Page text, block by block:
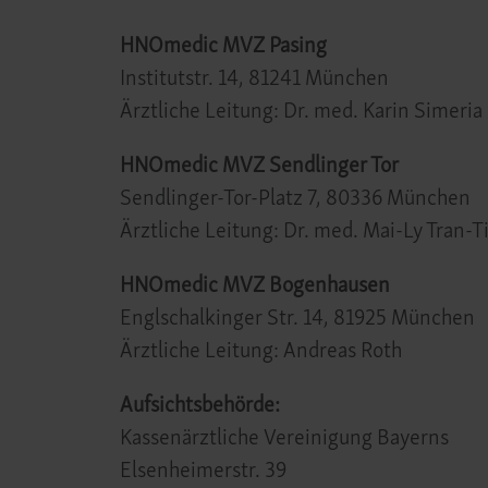
HNOmedic MVZ Pasing
Institutstr. 14, 81241 München
Ärztliche Leitung: Dr. med. Karin Simeria
HNOmedic MVZ Sendlinger Tor
Sendlinger-Tor-Platz 7, 80336 München
Ärztliche Leitung: Dr. med. Mai-Ly Tran-
HNOmedic MVZ Bogenhausen
Englschalkinger Str. 14, 81925 München
Ärztliche Leitung: Andreas Roth
Aufsichtsbehörde:
Kassenärztliche Vereinigung Bayerns
Elsenheimerstr. 39